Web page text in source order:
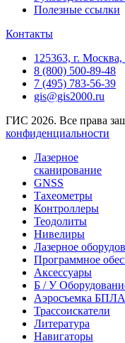
Полезные ссылки
Контакты
125363, г.
8 (800) 500-89-48
7 (495) 783-56-39
gis@gis2000.ru
ГИС 2026. Все права
конфиденциальности
Лазерное
сканирование
GNSS
Тахеометры
Контроллеры
Теодолиты
Нивелиры
Лазерное
Программное
Аксессуары
Б / У
Аэросъемка БПЛА
Трассоискатели
Литература
Навигаторы